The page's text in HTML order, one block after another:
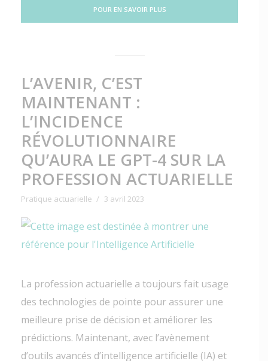
POUR EN SAVOIR PLUS
L’AVENIR, C’EST
MAINTENANT :
L’INCIDENCE
RÉVOLUTIONNAIRE
QU’AURA LE GPT-4 SUR LA
PROFESSION ACTUARIELLE
Pratique actuarielle 3 avril 2023
La profession actuarielle a toujours fait usage
des technologies de pointe pour assurer une
meilleure prise de décision et améliorer les
prédictions. Maintenant, avec l’avènement
d’outils avancés d’intelligence artificielle (IA) et